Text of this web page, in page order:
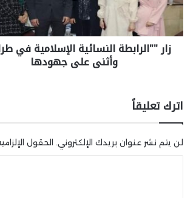
زار ""الرابطة النسائية الإسلامية في
وأثنى على جهودها
اترك تعليقاً
لن يتم نشر عنوان بريدك الإلكتروني. الحقول